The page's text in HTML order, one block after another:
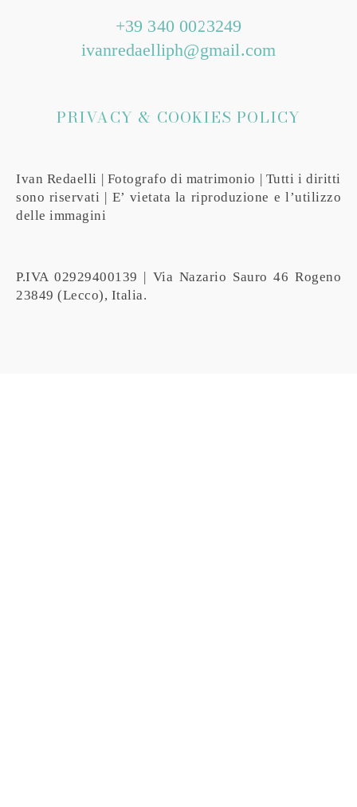
+39 340 0023249
ivanredaelliph@gmail.com
PRIVACY & COOKIES POLICY
Ivan Redaelli | Fotografo di matrimonio | Tutti i diritti
sono riservati | E’ vietata la riproduzione e l’utilizzo
delle immagini
P.IVA 02929400139 | Via Nazario Sauro 46 Rogeno
23849 (Lecco), Italia.